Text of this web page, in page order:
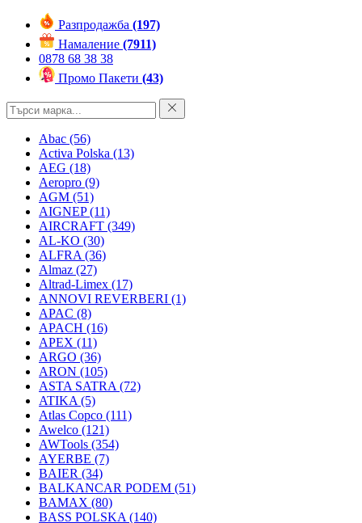
Разпродажба (197)
Намаление (7911)
0878 68 38 38
Промо Пакети (43)
Abac (56)
Activa Polska (13)
AEG (18)
Aeropro (9)
AGM (51)
AIGNEP(11)
AIRCRAFT (349)
AL-KO (30)
ALFRA (36)
Almaz (27)
Altrad-Limex (17)
ANNOVI REVERBERI (1)
APAC (8)
APACH (16)
APEX (11)
ARGO (36)
ARON (105)
ASTA SATRA (72)
ATIKA (5)
Atlas Copco (111)
Awelco (121)
AWTools (354)
AYERBE (7)
BAIER (34)
BALKANCAR PODEM (51)
BAMAX (80)
BASS POLSKA (140)